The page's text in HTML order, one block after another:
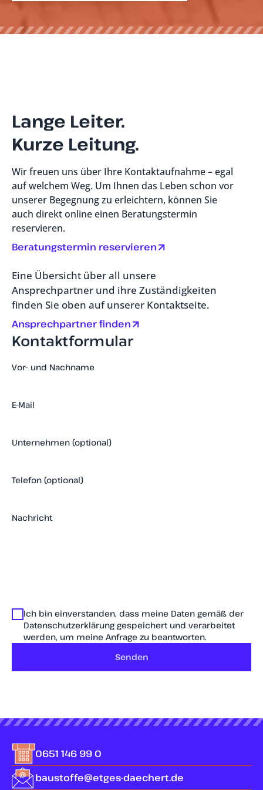
Lange Leiter.
Kurze Leitung.
Wir freuen uns über Ihre Kontaktaufnahme – egal
auf welchem Weg. Um Ihnen das Leben schon vor
unserer Begegnung zu erleichtern, können Sie
auch direkt online einen Beratungstermin
reservieren.
Beratungstermin reservieren
Eine Übersicht über all unsere
Ansprechpartner und ihre Zuständigkeiten
finden Sie oben auf unserer Kontaktseite.
Ansprechpartner finden
Kontaktformular
Vor- und Nachname
E-Mail
Unternehmen (optional)
Telefon (optional)
Nachricht
Ich bin einverstanden, dass meine Daten gemäß der
Datenschutzerklärung gespeichert und verarbeitet
werden, um meine Anfrage zu beantworten.
Senden
0651 146 99 0
baustoffe@etges-daechert.de